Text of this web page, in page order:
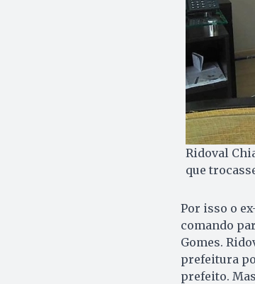
Ridoval
que
Por isso o
comando
Gomes.
prefeitura
prefeito.